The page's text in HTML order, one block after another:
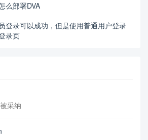
么部署DVA
登录可以成功，但是使用普通用户登录
录页
采纳